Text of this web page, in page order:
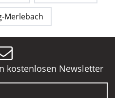
Merlebach
kostenlosen Newsletter